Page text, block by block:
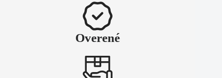
Overené